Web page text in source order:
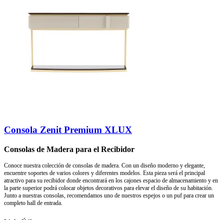
Consola Zenit Premium XLUX
Consolas de Madera para el Recibidor
Conoce nuestra colección de consolas de madera. Con un diseño moderno y elegante,
encuentre soportes de varios colores y diferentes modelos. Esta pieza será el principal
atractivo para su recibidor donde encontrará en los cajones espacio de almacenamiento y en
la parte superior podrá colocar objetos decorativos para elevar el diseño de su habitación.
Junto a nuestras consolas, recomendamos uno de nuestros espejos o un puf para crear un
completo hall de entrada.